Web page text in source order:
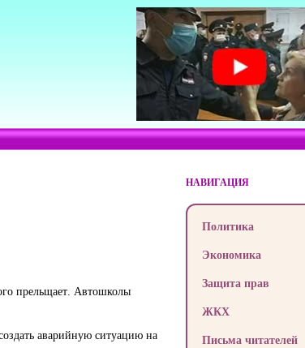
прельщает. Автошколы
аварийную ситуацию на
НАВИГАЦИЯ
Политика
Экономика
Защита прав
ЖКХ
Письма читателей